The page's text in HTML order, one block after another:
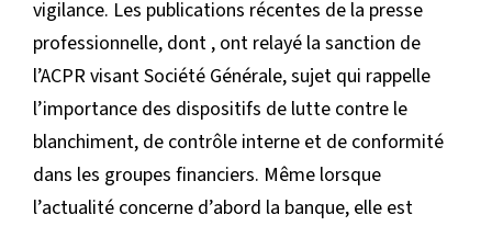
vigilance. Les publications récentes de la presse
professionnelle, dont , ont relayé la sanction de
l’ACPR visant Société Générale, sujet qui rappelle
l’importance des dispositifs de lutte contre le
blanchiment, de contrôle interne et de conformité
dans les groupes financiers. Même lorsque
l’actualité concerne d’abord la banque, elle est